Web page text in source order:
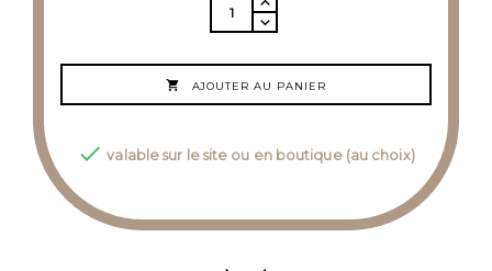
 AJOUTER AU PANIER
 valable sur le site ou en boutique (au choix)